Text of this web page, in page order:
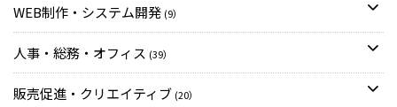
WEB制作・システム開発 (9）
人事・総務・オフィス (39）
販売促進・クリエイティブ (20）